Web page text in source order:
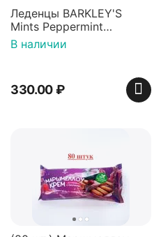
Леденцы BARKLEY'S
Mints Peppermint
перечная мята 50г,
Нидерланды
В наличии
330.00₽